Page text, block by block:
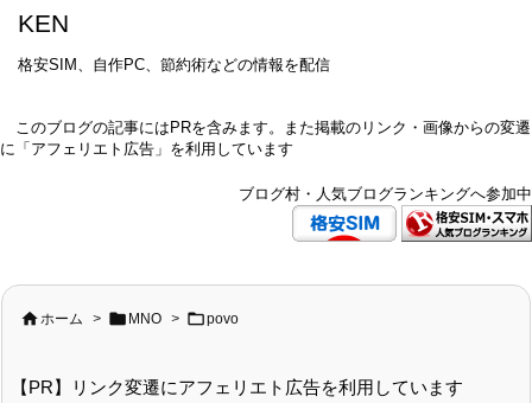
KEN
格安SIM、自作PC、節約術などの情報を配信
このブログの記事にはPRを含みます。また掲載のリンク・画像からの変遷
に「アフェリエト広告」を利用しています
ブログ村・人気ブログランキングへ参加中
 ホーム >  MNO > povo
【PR】リンク変遷にアフェリエト広告を利用しています